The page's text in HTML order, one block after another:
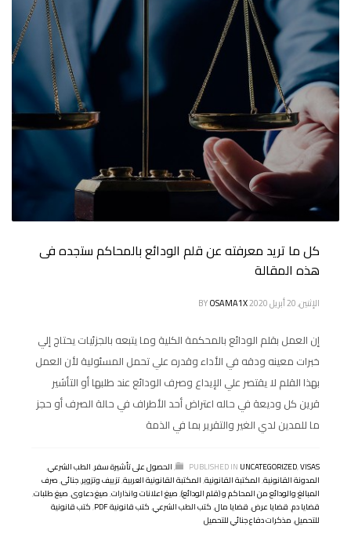
كل ما تريد معرفته عن قلم الودائع بالمحاكم ستجده فى
هذه المقالة
الإثنين, 20 أبريل 2020 BYOSAMA1X
إن العمل بقلم الودائع بالمحكمة الكلية وما يتبعه بالجزئيات يحتاج إلي
خبرات معينه ودقه في الأداء وقدره علي تحمل المسئولية لأن العمل
بهذا القلم لا يقتصر علي الإيداع وصرف الودائع عند طلبها أو التأشير
قرين كل وديعة في حاله اعتراض أحد الأطراف في حالة الصرف أو حجز
ما للمدين لدي الغير والتقرير بما في الذمة
PUBLISHED IN UNCATEGORIZED,VISAS
,الحصول على تأشيرة سفر,الطب الشرعي,
المدونة القانونية,المكتبة القانونية,المكتبة القانونية العربية,تزييف وتزوير,جنائى,صرف
المبالغ والودائع من المحاكم و (قلم الودائع),صيغ اعلانات وانذارات,صيغ دعاوى,صيغ طلبات,
قضايا دم,قضايا عرض,قضايا مال,كتب الطب الشرعي,كتب قانونية PDF ,كتب قانونية
للتحميل,مذكرات دفاع جنائي للتحميل